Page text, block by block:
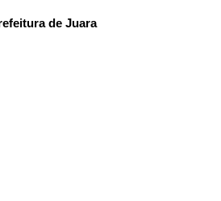
de Juara